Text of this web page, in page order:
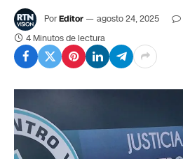
PorEditor agosto 24, 2025
4 Minutos de lectura